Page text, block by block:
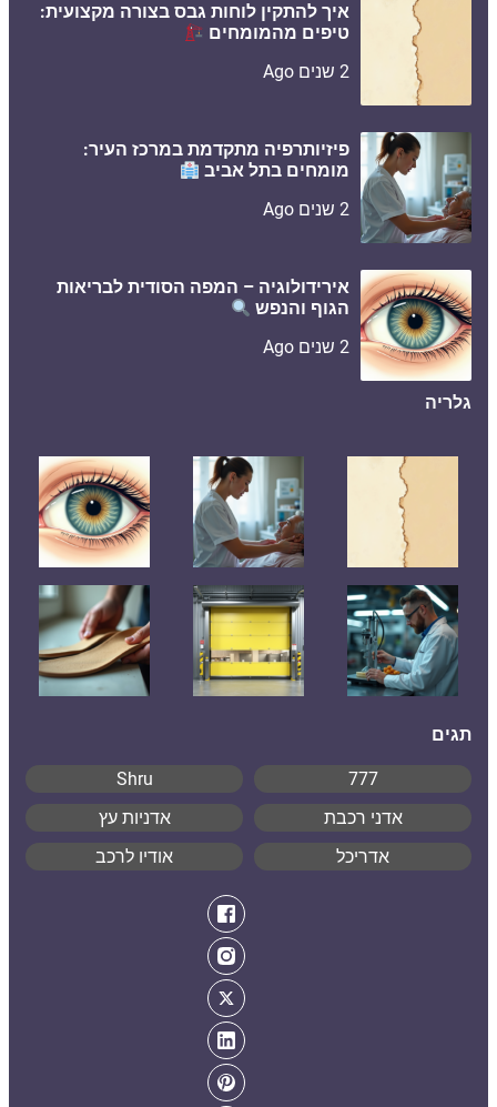
איך להתקין לוחות גבס בצורה מקצועית:
טיפים מהמומחים
2 שנים Ago
פיזיותרפיה מתקדמת במרכז העיר:
מומחים בתל אביב
2 שנים Ago
אירידולוגיה – המפה הסודית לבריאות
הגוף והנפש
2 שנים Ago
גלריה
תגים
777
Shru
אדני רכבת
אדניות עץ
אדריכל
אודיו לרכב